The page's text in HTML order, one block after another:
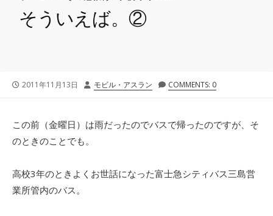
そういえば。②
公
2011年11月13日
投
モビル・アスラン COMMENTS: 0
この前（金曜日）は雨だったのでバスで帰ったのですが、そ
のときのことでも。
高校3年のときよくお世話になった富士急シティバス三島営
業所管内のバス。